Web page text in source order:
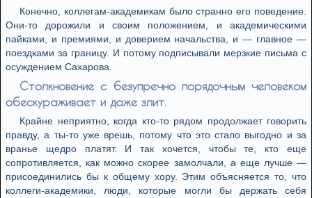
Конечно, коллегам-академикам было странно его поведение.
Они-то дорожили и своим положением, и академическими
пайками, и премиями, и доверием начальства, и — главное —
поездками за границу. И потому подписывали мерзкие письма с
осуждением Сахарова.
Столкновение с безупречно порядочным человеком
обескураживает и даже злит.
Крайне неприятно, когда кто-то рядом продолжает говорить
правду, а ты-то уже врешь, потому что это стало выгодно и за
вранье щедро платят. И так хочется, чтобы те, кто еще
сопротивляется, как можно скорее замолчали, а еще лучше —
присоединились бы к общему хору. Этим объясняется то, что
коллеги-академики, люди, которые могли бы держать себя